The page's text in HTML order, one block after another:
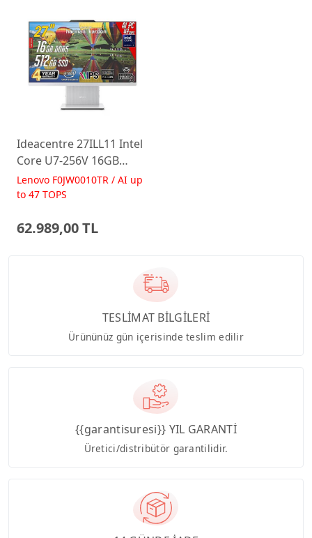
Ideacentre 27ILL11 Intel
Core U7-256V 16GB
512GB 27 FHD FreeDos
Beyaz AI-Powered AIO
Lenovo F0JW0010TR / AI up
to 47 TOPS
62.989,00 TL
TESLİMAT BİLGİLERİ
Ürününüz gün içerisinde teslim edilir
{{garantisuresi}} YIL GARANTİ
Üretici/distribütör garantilidir.